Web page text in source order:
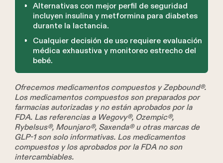
Alternativas con mejor perfil de seguridad
incluyen insulina y metformina para diabetes
durante la lactancia.
Cualquier decisión de uso requiere evaluación
médica exhaustiva y monitoreo estrecho del
bebé.
Ofrecemos medicamentos compuestos y Zepbound®.
Los medicamentos compuestos son preparados por
farmacias autorizadas y no están aprobados por la
FDA. Las referencias a Wegovy®, Ozempic®,
Rybelsus®, Mounjaro®, Saxenda® u otras marcas de
GLP-1 son solo informativas. Los medicamentos
compuestos y los aprobados por la FDA no son
intercambiables.